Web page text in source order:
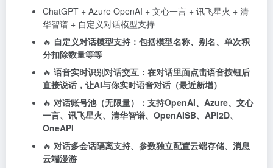
ChatGPT + Azure OpenAI + 文心一言 + 讯飞星火 + 清
华智谱 + 自定义对话模型支持
🔥 自定义对话模型支持：包括模型名称、别名、单次积
分扣除数量等等
🔥 语音实时识别对话交互：在对话里面点击语音按钮后
直接说话，让AI与你实时语音对话（最近新增）
🔥 对话账号池（无限量）：支持OpenAI、Azure、文心
一言、讯飞星火、清华智谱、OpenAISB、API2D、
OneAPI
🔥 对话多会话隔离支持、参数独立配置云端存储、消息
云端漫游